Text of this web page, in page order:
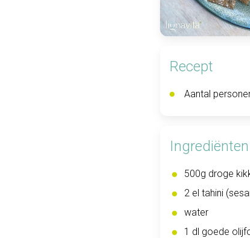
Recept
Aantal
Ingrediënten
500g droge
2 el tahini
water
1 dl goede